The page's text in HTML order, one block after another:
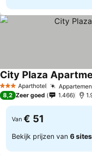
3 SterrenAparthotel
City Plaza
8,2 Zeer goed 1.466
Van € 51
Bekijk prijzen van 6 sites